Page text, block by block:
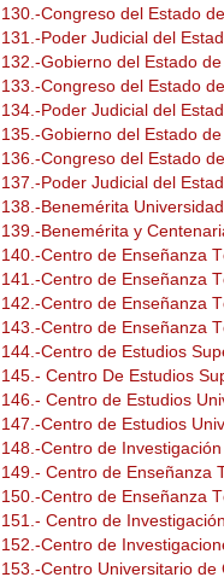
130.-Congreso del Estado
131.-Poder Judicial del
132.-Gobierno del Estado de
133.-Congreso del Estado
134.-Poder Judicial del
135.-Gobierno del Estado
136.-Congreso del Estado
137.-Poder Judicial del
138.-Benemérita
139.-Benemérita y
140.-Centro de Enseñanza
141.-Centro de Enseñanza
142.-Centro de Enseñanza
143.-Centro de Enseñanza
144.-Centro de Estudios
145.- Centro De Estudios
146.- Centro de Estudios
147.-Centro de Estudios
148.-Centro de
149.- Centro de Enseñanza
150.-Centro de Enseñanza
151.- Centro de
152.-Centro de
153.-Centro Universitario de